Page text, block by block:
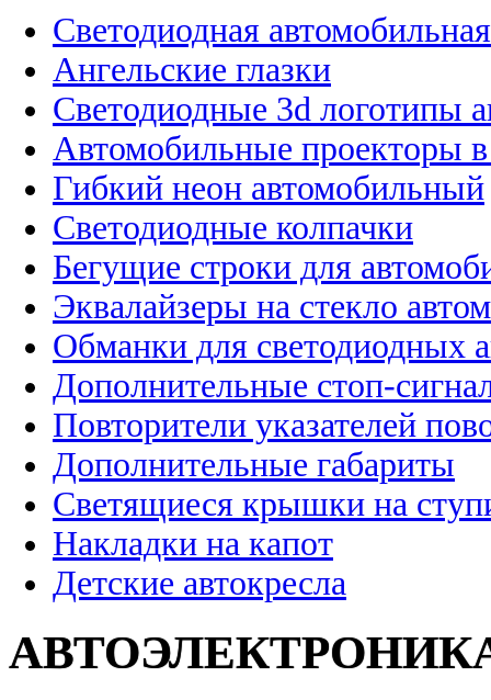
Светодиодная
Ангельские глазки
Светодиодные 3d логотипы
Автомобильные проекторы
Гибкий неон автомобильный
Светодиодные колпачки
Бегущие строки для
Эквалайзеры на стекло
Обманки для светодиодных
Дополнительные стоп-
Повторители указателей
Дополнительные габариты
Светящиеся крышки на
Накладки на капот
Детские автокресла